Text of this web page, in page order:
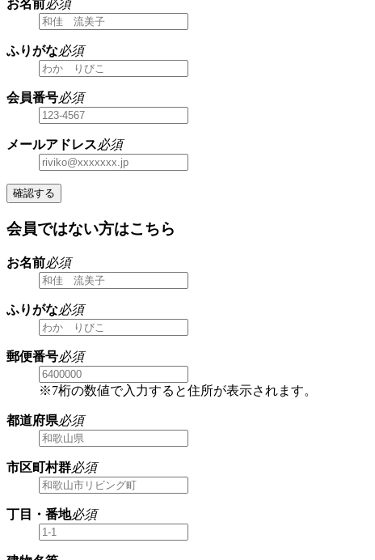
お名前必須
ふりがな必須
会員番号必須
メールアドレス必須
確認する
会員ではない方はこちら
お名前必須
ふりがな必須
郵便番号必須
※7桁の数値で入力すると住所が表示されます。
都道府県必須
市区町村群必須
丁目・番地必須